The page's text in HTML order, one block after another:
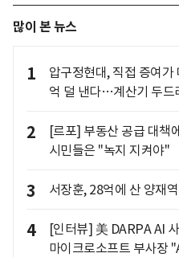
많이 본 뉴스
1
압구정현대, 직접 증여
억 덜 낸다…계산기 두드
2
[르포] 부동산 공급 대
시민들은 "녹지 지켜야"
3 서장훈, 28억에 산 양재
4
[인터뷰] 美 DARPA AI
마이크로소프트 부사장